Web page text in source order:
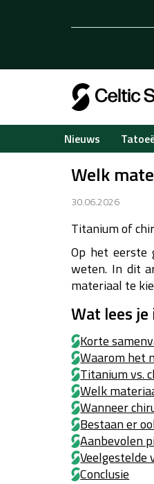
Nieuws
Welk
30.06.2026
Titanium of
Op het eerste
weten. In dit
materiaal te
Wat lees
Korte
Waarom het
Titanium vs.
Welk
Wanneer
Bestaan er
Aanbevolen
Veelgestelde
Conclusie